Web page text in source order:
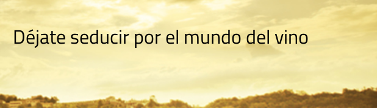
Déjate seducir por el mundo del vino